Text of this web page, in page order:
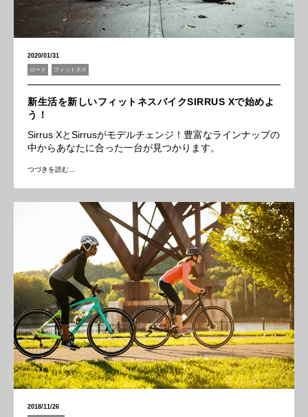
2020/01/31
ロード フィットネス
新生活を新しいフィットネスバイクSIRRUS Xで始めよ
う！
Sirrus XとSirrusがモデルチェンジ！豊富なラインナップの
中からあなたに合った一台が見つかります。
つづきを読む…
2018/11/26